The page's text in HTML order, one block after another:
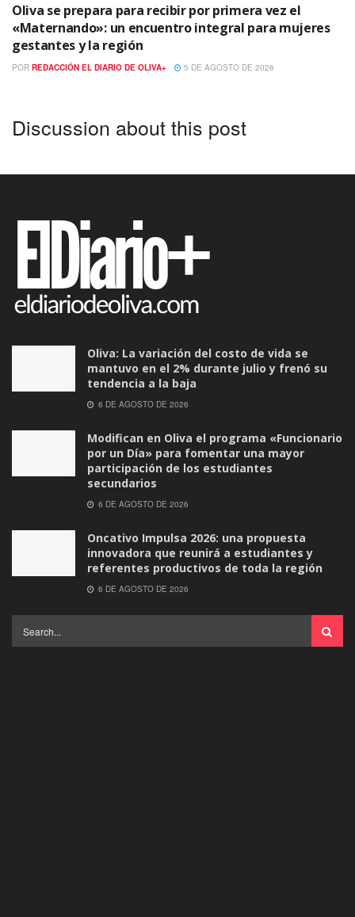
Oliva se prepara para recibir por primera vez el
«Maternando»: un encuentro integral para mujeres
gestantes y la región
POR REDACCIÓN EL DIARIO DE OLIVA+ 5 DE AGOSTO DE 2026
Discussion about this post
Oliva: La variación del costo de vida se
mantuvo en el 2% durante julio y frenó su
tendencia a la baja
6 DE AGOSTO DE 2026
Modifican en Oliva el programa «Funcionario
por un Día» para fomentar una mayor
participación de los estudiantes
secundarios
6 DE AGOSTO DE 2026
Oncativo Impulsa 2026: una propuesta
innovadora que reunirá a estudiantes y
referentes productivos de toda la región
6 DE AGOSTO DE 2026